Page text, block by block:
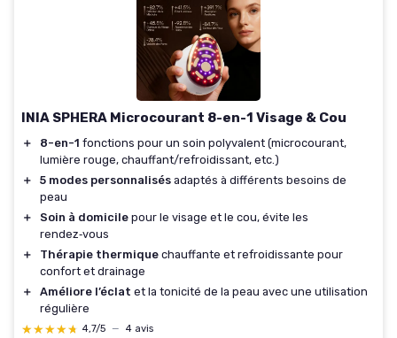
INIA SPHERA Microcourant 8-en-1 Visage & Cou
＋ 8-en-1 fonctions pour un soin polyvalent (microcourant,
lumière rouge, chauffant/refroidissant, etc.)
＋
5 modes personnalisés adaptés à différents besoins de
peau
＋
Soin à domicile pour le visage et le cou, évite les
rendez‑vous
＋
Thérapie thermique chauffante et refroidissante pour
confort et drainage
＋
Améliore l’éclat et la tonicité de la peau avec une utilisation
régulière
★★★★★
★★★★★ 4,7/5 — 4 avis